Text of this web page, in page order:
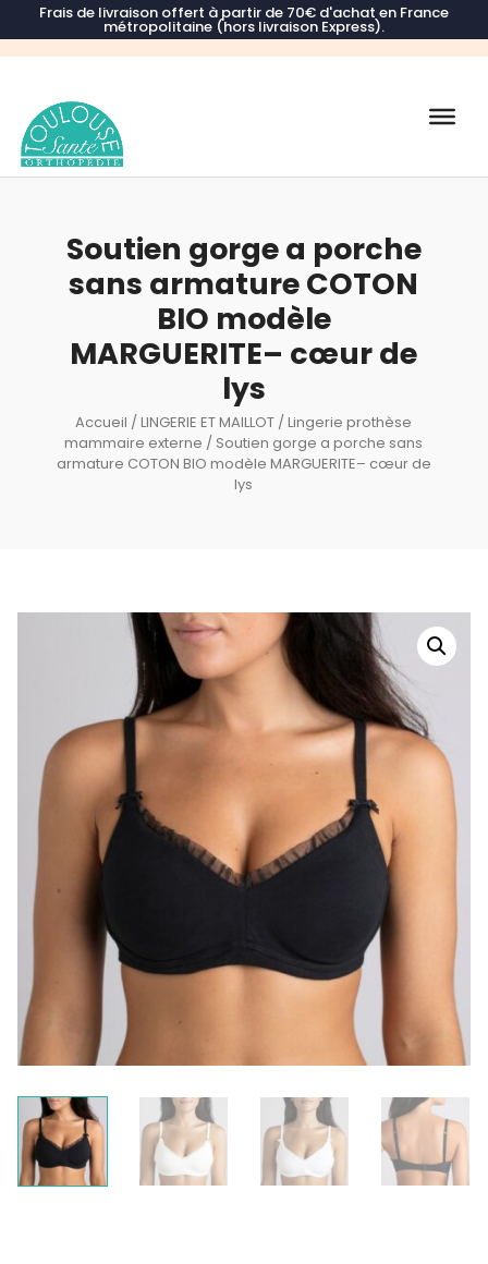
Frais de livraison offert à partir de 70€ d'achat en France
métropolitaine (hors livraison Express).
Recherche
Soutien gorge a porche
sans armature COTON
BIO modèle
MARGUERITE– cœur de
lys
Accueil /LINGERIE ET MAILLOT /Lingerie prothèse
mammaire externe / Soutien gorge a porche sans
armature COTON BIO modèle MARGUERITE– cœur de
lys